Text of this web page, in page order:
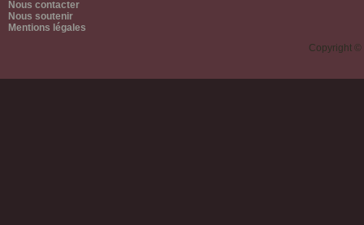
Nous contacter
Nous soutenir
Mentions légales
Copyright ©